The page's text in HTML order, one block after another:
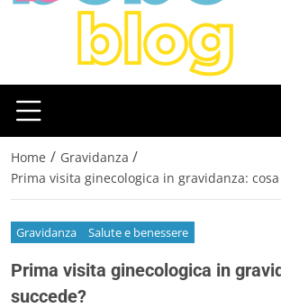
Home / Gravidanza /
Prima visita ginecologica in gravidanza:
Gravidanza Salute e benessere
Prima visita ginecologica in
succede?